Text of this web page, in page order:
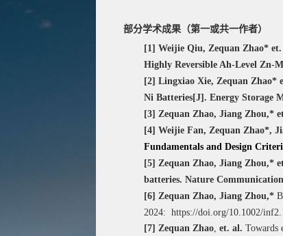
部分学术成果（第一或共一作者）
[1] Weijie Qiu, Zequan Zhao*
Highly Reversible Ah-Level Zn-
[2] Lingxiao Xie, Zequan Zhao*
Ni Batteries[J]. Energy Storage
[3] Zequan Zhao, Jiang Zhou,*
[4] Weijie Fan, Zequan Zhao*,
Fundamentals and Design
[5] Zequan Zhao, Jiang Zhou,*
batteries. Nature
[6] Zequan Zhao, Jiang Zhou,*
2024: https://doi.org/10.1002/
[7] Zequan Zhao, et. al. Towards